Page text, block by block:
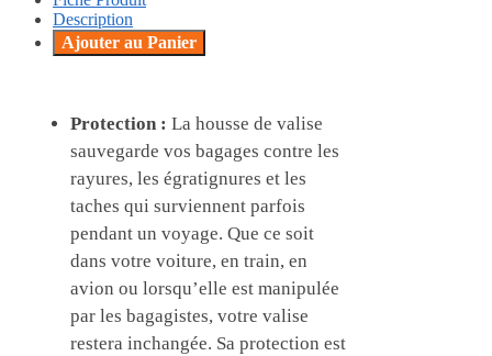
Description
Ajouter au Panier
Protection : La housse de valise
sauvegarde vos bagages contre les
rayures, les égratignures et les
taches qui surviennent parfois
pendant un voyage. Que ce soit
dans votre voiture, en train, en
avion ou lorsqu’elle est manipulée
par les bagagistes, votre valise
restera inchangée. Sa protection est